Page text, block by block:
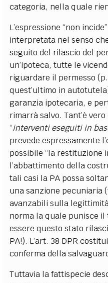
categoria, nella quale
L’espressione “non
interpretata nel senso
seguito del rilascio del
un’ipoteca, tutte le
riguardare il permesso
quest’ultimo in
garanzia ipotecaria, e
rimarrà salvo. Tant’è
“interventi eseguiti in
prevede espressamente
possibile “la restituzione
l’abbattimento della
tali casi la PA possa
una sanzione pecuniaria
avanzabili sulla
norma la quale punisce
essere questo stato
PA!). L’art. 38 DPR
conferma della
Tuttavia la fattispecie